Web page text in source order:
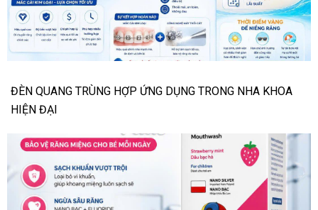
ĐÈN QUANG TRÙNG HỢP ỨNG DỤNG TRONG NHA KHOA
HIỆN ĐẠI